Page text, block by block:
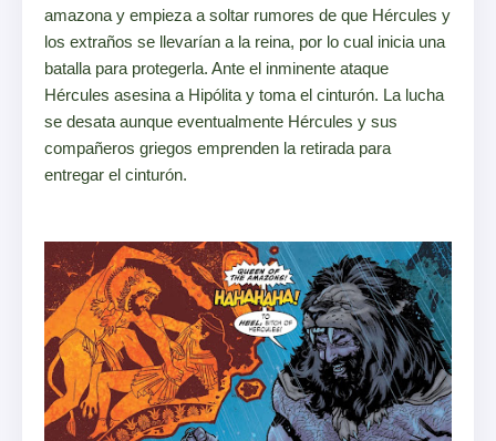
amazona y empieza a soltar rumores de que Hércules y
los extraños se llevarían a la reina, por lo cual inicia una
batalla para protegerla. Ante el inminente ataque
Hércules asesina a Hipólita y toma el cinturón. La lucha
se desata aunque eventualmente Hércules y sus
compañeros griegos emprenden la retirada para
entregar el cinturón.